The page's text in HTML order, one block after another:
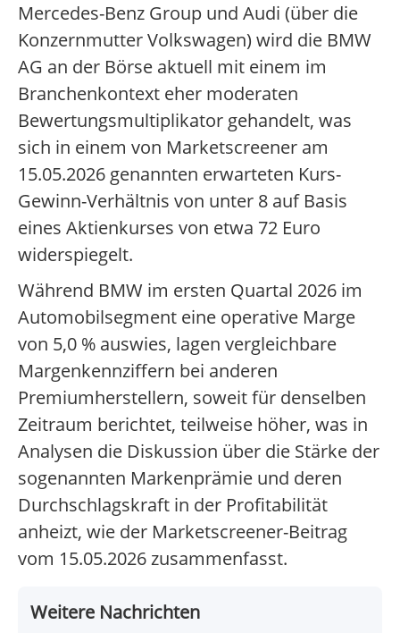
Mercedes-Benz Group und Audi (über die
Konzernmutter Volkswagen) wird die BMW
AG an der Börse aktuell mit einem im
Branchenkontext eher moderaten
Bewertungsmultiplikator gehandelt, was
sich in einem von Marketscreener am
15.05.2026 genannten erwarteten Kurs-
Gewinn-Verhältnis von unter 8 auf Basis
eines Aktienkurses von etwa 72 Euro
widerspiegelt.
Während BMW im ersten Quartal 2026 im
Automobilsegment eine operative Marge
von 5,0 % auswies, lagen vergleichbare
Margenkennziffern bei anderen
Premiumherstellern, soweit für denselben
Zeitraum berichtet, teilweise höher, was in
Analysen die Diskussion über die Stärke der
sogenannten Markenprämie und deren
Durchschlagskraft in der Profitabilität
anheizt, wie der Marketscreener-Beitrag
vom 15.05.2026 zusammenfasst.
Weitere Nachrichten